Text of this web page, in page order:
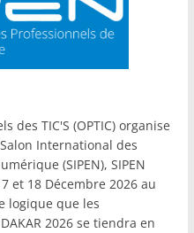
des TIC'S (OPTIC) organise
International des
(SIPEN), SIPEN
et 18 Décembre 2026 au
logique que les
2026 se tiendra en